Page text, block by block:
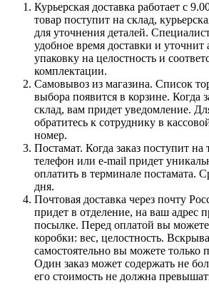
Курьерская доставка работает с
товар поступит на склад,
для уточнения деталей.
удобное время доставки и уточнит
упаковку на целостность и
комплектации.
Самовывоз из магазина. Список
выбора появится в корзине. Когда
склад, вам придет уведомление.
обратитесь к сотруднику в
номер.
Постамат. Когда заказ поступит на
телефон или e-mail придет
оплатить в терминале постамата.
дня.
Почтовая доставка через почту
придет в отделение, на ваш адрес
посылке. Перед оплатой вы
коробки: вес, целостность.
самостоятельно вы можете только
Один заказ может содержать не
его стоимость не должна